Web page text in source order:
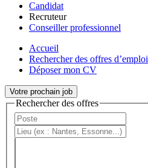
Candidat
Recruteur
Conseiller professionnel
Accueil
Rechercher des offres d’emploi
Déposer mon CV
Votre prochain job
Rechercher des offres